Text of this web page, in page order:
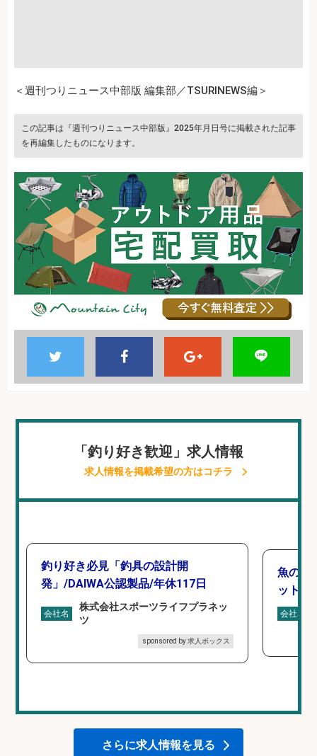
＜週刊つりニュース中部版 編集部／TSURINEWS編＞
この記事は『週刊つりニュース中部版』2025年月日号に掲載された記事
を再編集したものになります。
「釣り好き歓迎」求人情報
求人情報を掲載希望の方はコチラ
釣り好き必見「釣具の設計開
発」/DAIWA公認製品/年休117日
会社名
株式会社スポーツライフプラネッ
ツ
sponsored by 求人ボックス
魚の「
ットを
会社名
さらに求人情報を見る